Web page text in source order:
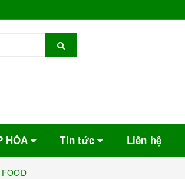
HÓA Tin tức Liên hệ